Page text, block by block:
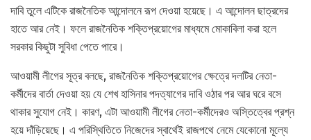
দাবি তুলে এটিকে রাজনৈতিক আন্দোলনে রূপ দেওয়া হয়েছে। এ আন্দোলন ছাত্রদের
হাতে আর নেই। ফলে রাজনৈতিক শক্তিপ্রয়োগের মাধ্যমে মোকাবিলা করা হলে
সরকার কিছুটা সুবিধা পেতে পারে।
আওয়ামী লীগের সূত্র বলছে, রাজনৈতিক শক্তিপ্রয়োগের ক্ষেত্রে দলটির নেতা-
কর্মীদের বার্তা দেওয়া হয় যে শেখ হাসিনার পদত্যাগের দাবি ওঠার পর আর ঘরে বসে
থাকার সুযোগ নেই। কারণ, এটা আওয়ামী লীগের নেতা-কর্মীদেরও অস্তিত্বের প্রশ্ন
হয়ে দাঁড়িয়েছে। এ পরিস্থিতিতে নিজেদের স্বার্থেই রাজপথে নেমে যেকোনো মূল্যে